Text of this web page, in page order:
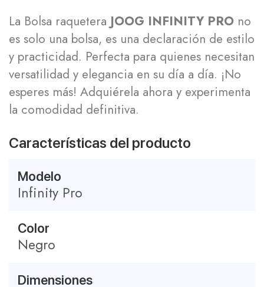
La Bolsa raquetera JOOG INFINITY PRO no
es solo una bolsa, es una declaración de estilo
y practicidad. Perfecta para quienes necesitan
versatilidad y elegancia en su día a día. ¡No
esperes más! Adquiérela ahora y experimenta
la comodidad definitiva.
Características del producto
Modelo
Infinity Pro
Color
Negro
Dimensiones